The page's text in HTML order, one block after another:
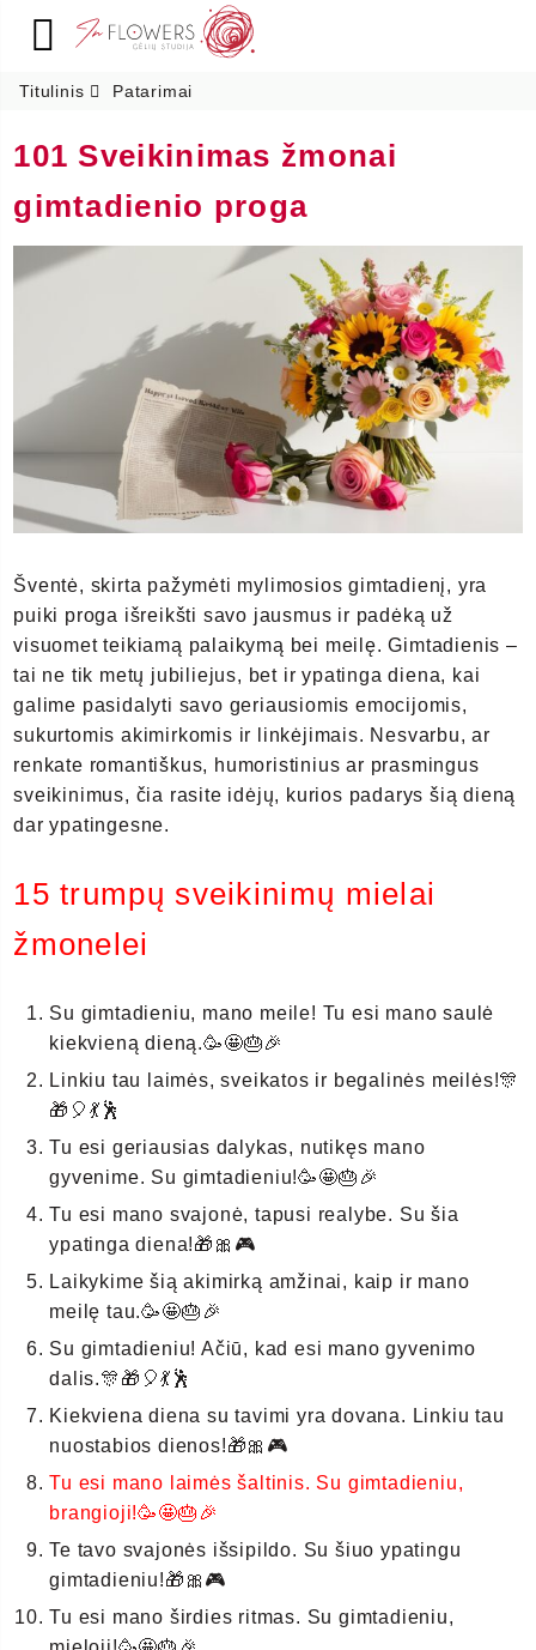
Titulinis Patarimai
101 Sveikinimas žmonai
gimtadienio proga
Šventė, skirta pažymėti mylimosios gimtadienį, yra
puiki proga išreikšti savo jausmus ir padėką už
visuomet teikiamą palaikymą bei meilę. Gimtadienis –
tai ne tik metų jubiliejus, bet ir ypatinga diena, kai
galime pasidalyti savo geriausiomis emocijomis,
sukurtomis akimirkomis ir linkėjimais. Nesvarbu, ar
renkate romantiškus, humoristinius ar prasmingus
sveikinimus, čia rasite idėjų, kurios padarys šią dieną
dar ypatingesne.
15 trumpų sveikinimų mielai
žmonelei
Su gimtadieniu, mano meile! Tu esi mano saulė
kiekvieną dieną.🥳🤩🎂🎉
Linkiu tau laimės, sveikatos ir begalinės meilės!🎊
🎁🎈💃🕺
Tu esi geriausias dalykas, nutikęs mano
gyvenime. Su gimtadieniu!🥳🤩🎂🎉
Tu esi mano svajonė, tapusi realybe. Su šia
ypatinga diena!🎁🎀🎮
Laikykime šią akimirką amžinai, kaip ir mano
meilę tau.🥳🤩🎂🎉
Su gimtadieniu! Ačiū, kad esi mano gyvenimo
dalis.🎊🎁🎈💃🕺
Kiekviena diena su tavimi yra dovana. Linkiu tau
nuostabios dienos!🎁🎀🎮
Tu esi mano laimės šaltinis. Su gimtadieniu,
brangioji!🥳🤩🎂🎉
Te tavo svajonės išsipildo. Su šiuo ypatingu
gimtadieniu!🎁🎀🎮
Tu esi mano širdies ritmas. Su gimtadieniu,